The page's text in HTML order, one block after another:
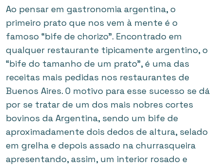
Ao pensar em gastronomia argentina, o
primeiro prato que nos vem à mente é o
famoso “bife de chorizo”. Encontrado em
qualquer restaurante tipicamente argentino, o
“bife do tamanho de um prato”, é uma das
receitas mais pedidas nos restaurantes de
Buenos Aires. O motivo para esse sucesso se dá
por se tratar de um dos mais nobres cortes
bovinos da Argentina, sendo um bife de
aproximadamente dois dedos de altura, selado
em grelha e depois assado na churrasqueira
apresentando, assim, um interior rosado e